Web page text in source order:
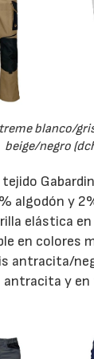
blanco/
beige/negro
tejido
algodón y
elástica
en colores
antracita/
y en